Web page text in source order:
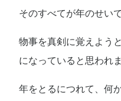
そのすべてが年のせい
物事を真剣に覚えよう
になっていると思われま
年をとるにつれて、何